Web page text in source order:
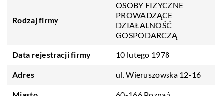
Rodzaj firmy
OSOBY FIZYCZNE
PROWADZĄCE
DZIAŁALNOŚĆ
GOSPODARCZĄ
Data rejestracji firmy 10 lutego 1978
Adres ul. Wieruszowska 12-16